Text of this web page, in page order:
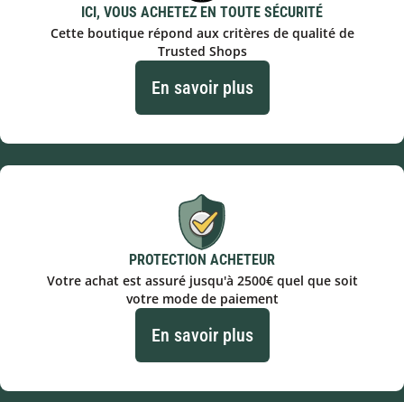
ICI, VOUS ACHETEZ EN TOUTE SÉCURITÉ
Cette boutique répond aux critères de qualité de
Trusted Shops
En savoir plus
PROTECTION ACHETEUR
Votre achat est assuré jusqu'à 2500€ quel que soit
votre mode de paiement
En savoir plus